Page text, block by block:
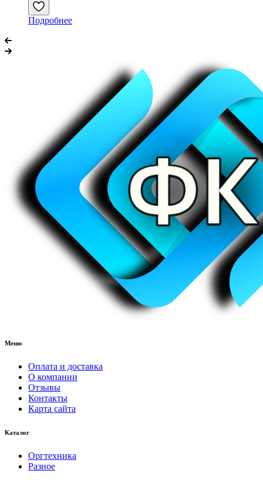
Подробнее
Меню
Оплата и доставка
О компании
Отзывы
Контакты
Карта сайта
Каталог
Оргтехника
Разное